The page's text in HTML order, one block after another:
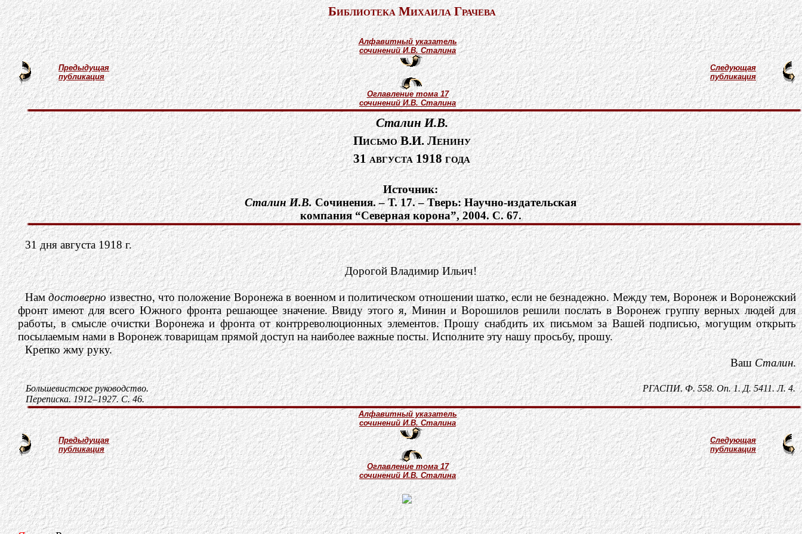
Библиотека Михаила Грачева
Предыдущая
публикация
Алфавитный указатель
сочинений И.В. Сталина
Оглавление тома 17
сочинений И.В. Сталина
Следующая
публикация
Сталин И.В.
Письмо В.И. Ленину
31 августа 1918 года
Источник:
Сталин И.В.Cочинения. – Т. 17. – Тверь: Научно-издательская
компания “Северная корона”, 2004. С. 67.
31 дня августа 1918 г.
Дорогой Владимир Ильич!
Намдостоверноизвестно, что положение Воронежа в военном и политическом отношении шатко, если не безнадежно. Между тем, Воронеж и Воронежский
фронт имеют для всего Южного фронта решающее значение. Ввиду этого я, Минин и Ворошилов решили послать в Воронеж группу верных людей для
работы, в смысле очистки Воронежа и фронта от контрреволюционных элементов. Прошу снабдить их письмом за Вашей подписью, могущим открыть
посылаемым нами в Воронеж товарищам прямой доступ на наиболее важные посты. Исполните эту нашу просьбу, прошу.
Крепко жму руку.
ВашСталин.
Большевистское руководство.
Переписка. 1912–1927. С. 46.
РГАСПИ. Ф. 558. Оп. 1. Д. 5411. Л. 4.
Предыдущая
публикация
Алфавитный указатель
сочинений И.В. Сталина
Оглавление тома 17
сочинений И.В. Сталина
Следующая
публикация